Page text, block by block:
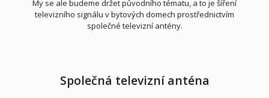
My se ale budeme držet původního tématu, a to je šíření
televizního signálu v bytových domech prostřednictvím
společné televizní antény.
Společná televizní anténa